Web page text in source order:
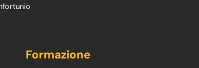
Formazione